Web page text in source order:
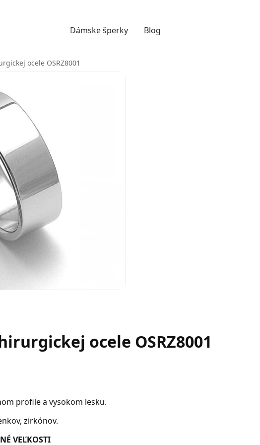
Dámske šperky Blog
ocele OSRZ8001
ocele OSRZ8001
profile a vysokom lesku.
zirkónov.
VEĽKOSTI